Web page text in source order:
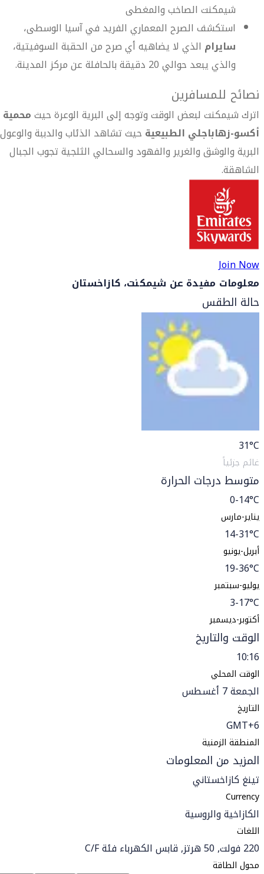
شيمكنت الصاخب والمغطى
استكشف الصرح المعماري الفريد في آسيا الوسطى،
سايرام الذي لا يضاهيه أي صرح من الحقبة السوفيتية،
والذي يبعد حوالي 20 دقيقة بالحافلة عن مركز المدينة.
نصائح للمسافرين
اترك شيمكنت لبعض الوقت وتوجه إلى البرية الوعرة حيثمحمية
أكسو-زهاباجلي الطبيعية حيث تشاهد الذئاب والدببة والوعول
البرية والوشق والغرير والفهود والسحالي الثلجية تجوب الجبال
الشاهقة.
Join Now
معلومات مفيدة عن شيمكنت، كازاخستان
حالة الطقس
31°C
غائم جزئياً
متوسط درجات الحرارة
0-14°C
يناير-مارس
14-31°C
أبريل-يونيو
19-36°C
يوليو-سبتمبر
3-17°C
أكتوبر-ديسمبر
الوقت والتاريخ
10:16
الوقت المحلي
الجمعة 7 أغسطس
التاريخ
GMT+6
المنطقة الزمنية
المزيد من المعلومات
تينغ كازاخستاني
Currency
الكازاخية والروسية
اللغات
220 فولت, 50 هرتز, قابس الكهرباء فئة C/F
محول الطاقة